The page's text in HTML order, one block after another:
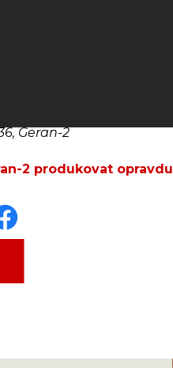
Geran-2
2 produkovat opravdu